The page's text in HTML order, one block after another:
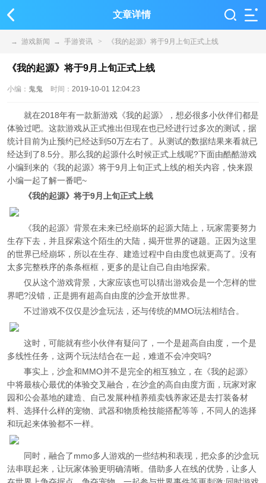
文章详情
→ 游戏新闻 → 手游资讯 > 《我的起源》将于9月上旬正式上线
《我的起源》将于9月上旬正式上线
小编： 鬼鬼 时间： 2019-10-01 12:04:23
就在2018年有一款新游戏《我的起源》，想必很多小伙伴们都是
体验过吧。这款游戏从正式推出但现在也已经进行过多次的测试，据
统计目前为止预约已经达到50万左右了。从测试的数据结果来看就已
经达到了8.5分。那么我的起源什么时候正式上线呢?下面由酷酷游戏
小编到来的《我的起源》将于9月上旬正式上线的相关内容，快来跟
小编一起了解一番吧~
《我的起源》将于9月上旬正式上线
《我的起源》背景在未来已经崩坏的起源大陆上，玩家需要努力
生存下去，并且探索这个陌生的大陆，揭开世界的谜题。正因为这里
的世界已经崩坏，所以在生存、建造过程中自由度也就更高了。没有
太多完整秩序的条条框框，更多的是让自己自由地探索。
仅从这个游戏背景，大家应该也可以猜出游戏会是一个怎样的世
界吧?没错，正是拥有超高自由度的沙盒开放世界。
不过游戏不仅仅是沙盒玩法，还与传统的MMO玩法相结合。
这时，可能就有些小伙伴有疑问了，一个是超高自由度，一个是
多线性任务，这两个玩法结合在一起，难道不会冲突吗?
事实上，沙盒和MMO并不是完全的相互独立，在《我的起源》
中将最核心最优的体验交叉融合，在沙盒的高自由度方面，玩家对家
园和公会基地的建造、自己发展种植养殖卖钱养家还是去打装备材
料、选择什么样的宠物、武器和物质枪技能搭配等等，不同人的选择
和玩起来体验都不一样。
同时，融合了mmo多人游戏的一些结构和表现，把众多的沙盒玩
法串联起来，让玩家体验更明确清晰。借助多人在线的优势，让多人